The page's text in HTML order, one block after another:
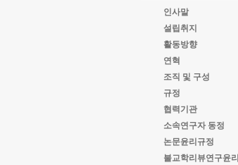
인사말
설립취지
활동방향
연혁
조직 및 구성
규정
협력기관
소속연구자 동정
논문윤리규정
불교학리뷰연구윤리